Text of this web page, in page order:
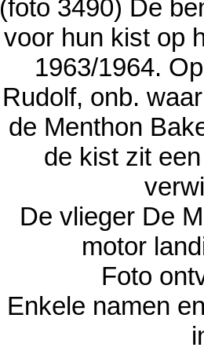
(foto 3490) De
voor hun kist op
1963/1964.
Rudolf, onb.
de Menthon
de kist zit
De vlieger De
motor
Foto
Enkele namen